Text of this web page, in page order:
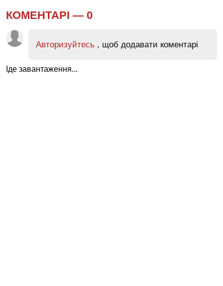
КОМЕНТАРІ — 0
Авторизуйтесь , щоб додавати коментарі
Іде завантаження...